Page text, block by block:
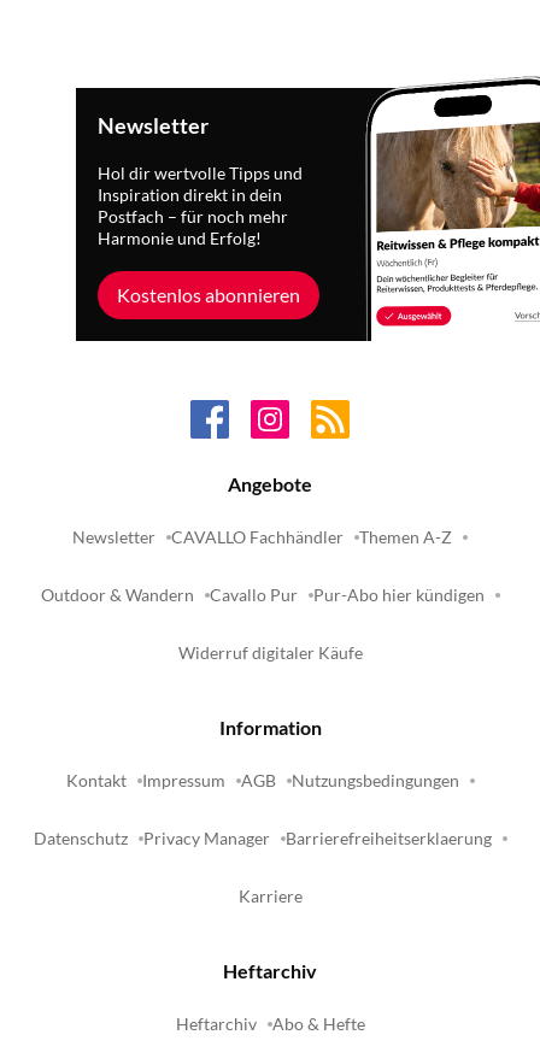
Newsletter
Hol dir wertvolle Tipps und
Inspiration direkt in dein
Postfach – für noch mehr
Harmonie und Erfolg!
Kostenlos abonnieren
Angebote
Newsletter CAVALLO Fachhändler Themen A-Z
Outdoor & Wandern Cavallo Pur Pur-Abo hier kündigen
Widerruf digitaler Käufe
Information
Kontakt Impressum AGB Nutzungsbedingungen
Datenschutz Privacy Manager Barrierefreiheitserklaerung
Karriere
Heftarchiv
Heftarchiv Abo & Hefte